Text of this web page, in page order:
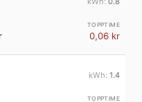
0,06 kr
1.4